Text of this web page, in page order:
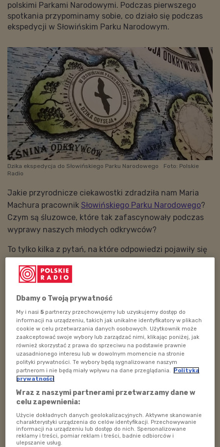
polskimi Parkami Narodowymi. Podczas pierwszego
spotkania przypominamy sobie, co działo się podczas
ekspedycji w Słowińskim Parku Narodowym.
Dzika ekspedycja do Słowińskiego Parku Narodowego
Foto: Polskie
Radio
Jakie przyrodnicze ciekawostki zdradziła nam Maria
Machura pracownik Słowińskiego Parku Narodowego?
Czym są śluzowce, które tak zafascynowały podczas
wyprawy naszych młodych odkrywców?
To tylko kilka z pytań, na które odpowiedzi pojawiły się
biorąca udział w naszej przygodzie oraz wsłuchamy się
we fragment "Dziennika ekspedycyjnego" Franka -
korespondenta PR Dzieciom na szlaku "Dzikiej odysei.
Ekspedycji odkrywców 2024-2025".
POSŁUCHAJ
58:47
Dzika ekspedycja do Słowińskiego Parku
Narodowego (Polskie Radio Dzieciom / Mali
strażnicy dzikiego królestwa)
Dbamy o Twoją prywatność
My i nasi5 partnerzy przechowujemy lub uzyskujemy dostęp do
informacji na urządzeniu, takich jak unikalne identyfikatory w plikach
cookie w celu przetwarzania danych osobowych. Użytkownik może
zaakceptować swoje wybory lub zarządzać nimi, klikając poniżej, jak
również skorzystać z prawa do sprzeciwu na podstawie prawnie
uzasadnionego interesu lub w dowolnym momencie na stronie
polityki prywatności. Te wybory będą sygnalizowane naszym
partnerom i nie będą miały wpływu na dane przeglądania. Polityka
prywatności
Wraz z naszymi partnerami przetwarzamy dane w
celu zapewnienia:
Użycie dokładnych danych geolokalizacyjnych. Aktywne skanowanie
charakterystyki urządzenia do celów identyfikacji. Przechowywanie
informacji na urządzeniu lub dostęp do nich. Spersonalizowane
reklamy i treści, pomiar reklam i treści, badnie odbiorców i
ulepszanie usług.